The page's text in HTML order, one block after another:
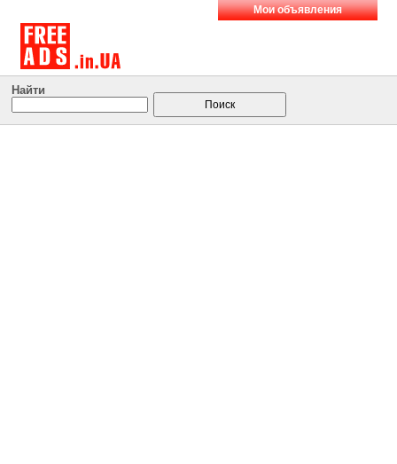
Мои объявления
Найти